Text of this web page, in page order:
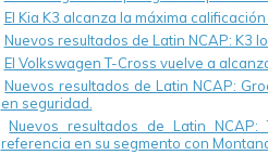
El Kia K3 alcanza la máxima
Nuevos resultados de Latin NCAP: K3
El Volkswagen T-Cross vuelve a
Nuevos resultados de Latin NCAP:
en seguridad.
Nuevos resultados de Latin
referencia en su segmento con